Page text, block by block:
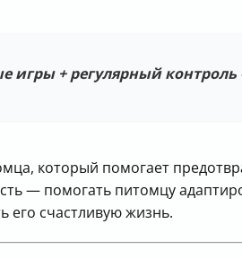
игры + регулярный
который помогает
— помогать питомцу
его счастливую жизнь.